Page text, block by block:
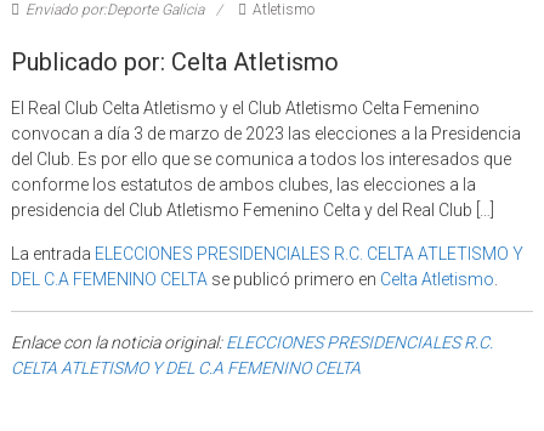
Enviado por:Deporte Galicia Atletismo
Publicado por: Celta Atletismo
El Real Club Celta Atletismo y el Club Atletismo Celta Femenino
convocan a día 3 de marzo de 2023 las elecciones a la Presidencia
del Club. Es por ello que se comunica a todos los interesados que
conforme los estatutos de ambos clubes, las elecciones a la
presidencia del Club Atletismo Femenino Celta y del Real Club […]
La entrada ELECCIONES PRESIDENCIALES R.C. CELTA ATLETISMO Y
DEL C.A FEMENINO CELTAse publicó primero en Celta Atletismo.
Enlace con la noticia original:ELECCIONES PRESIDENCIALES R.C.
CELTA ATLETISMO Y DEL C.A FEMENINO CELTA